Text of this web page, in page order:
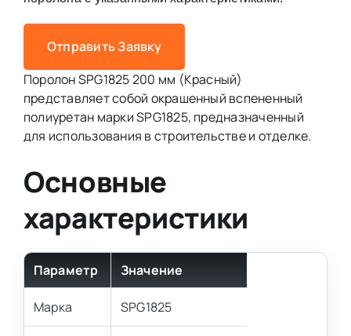
Отправить Заявку
Поролон SPG1825 200 мм (Красный)
представляет собой окрашенный вспененный
полиуретан марки SPG1825, предназначенный
для использования в строительстве и отделке.
Основные
характеристики
Параметр Значение
Марка SPG1825